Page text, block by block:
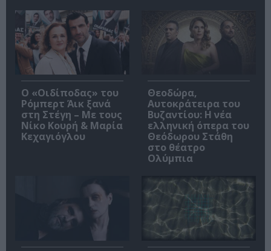
O «Οιδίποδας» του
Ρόμπερτ Άικ ξανά
στη Στέγη – Με τους
Νίκο Κουρή & Μαρία
Κεχαγιόγλου
Θεοδώρα,
Αυτοκράτειρα του
Βυζαντίου: Η νέα
ελληνική όπερα του
Θεόδωρου Στάθη
στο θέατρο
Ολύμπια